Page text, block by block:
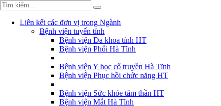
Liên kết các đơn vị trong Ngành
Bệnh viện tuyến tỉnh
Bệnh viện Đa khoa tỉnh HT
Bệnh viện Phổi Hà Tĩnh
Bệnh viện Y học cổ truyền Hà Tĩnh
Bệnh viện Phục hồi chức năng HT
Bệnh viện Sức khỏe tâm thần HT
Bệnh viện Mắt Hà Tĩnh